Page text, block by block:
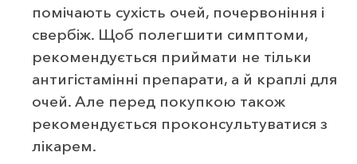
помічають сухість очей, почервоніння і
свербіж. Щоб полегшити симптоми,
рекомендується приймати не тільки
антигістамінні препарати, а й краплі для
очей. Але перед покупкою також
рекомендується проконсультуватися з
лікарем.